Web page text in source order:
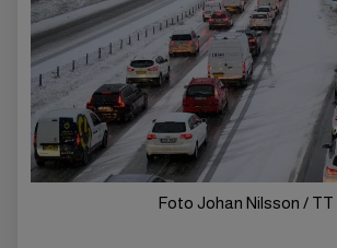
Foto Johan Nilsson / TT